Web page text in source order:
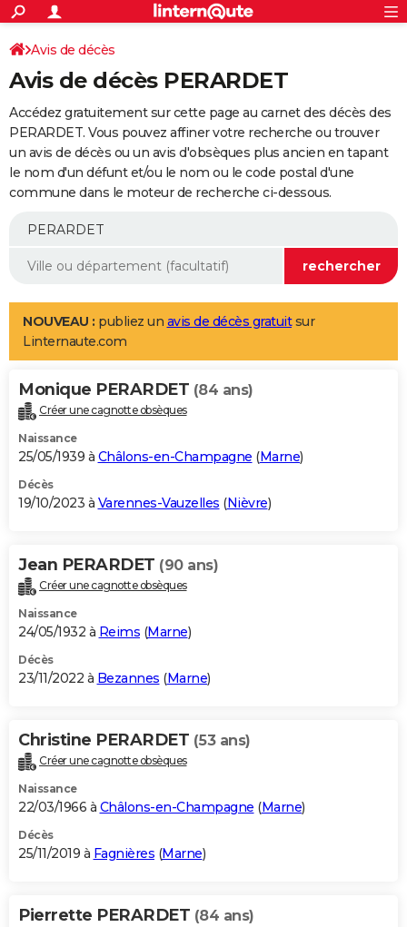
ACTUALITÉS
Politique
Société
Faits Divers
Education
Monde
Villes
+
SPORT
Coupe du monde 2026
Football
Tennis
Cyclisme
Rugby
Forum
Programme TV
TNT
Streaming
Cinéma
Sorties cinéma
Musique
+
FINANCE
Impôts
Immobilier
Risques naturels par ville
Banque
Assurance
Crédit
AUTO
Essais
Réserver un essai
Citadines
Berlines
SUV
Forum auto
+
Mobiles
Meilleur smartphone
Internet
Ordinateurs
Jeux vidéo
Guide high-tech
Aménagement intérieur
LIFESTYLE
Art de vivre
Bien-être
Loisirs
Mode
Modes de vie
Alimentation
Guide de la santé
Maladies
Médicaments
Sommeil
VOYAGE
Destinations
City break
Voyage nature
Voyage de noces
Forum
Climat
+PHOTO
GUIDES D'ACHAT
BONS PLANS
Carte de Noël
Carte Bonne année
Carte Saint-Valentin
Carte Pâques
Carte d'anniversaire
DICTIONNAIRE
Dictionnaire
Biographies
Citations
Expressions
Proverbes
PROGRAMME TV
S'inscrire
Se connecter
Lycées
Collèges
Primaires
Universités
Entreprises
Service militaire
Avis de recherche
AVIS DE DÉCÈS
Bricolage
Lifestyle
Culture
Sport
Auto
Television
Voyage
Cinema
Avis de décès
Avis de décès PERARDET
Accédez gratuitement sur cette page au carnet des décès des
PERARDET. Vous pouvez affiner votre recherche ou trouver
un avis de décès ou un avis d'obsèques plus ancien en tapant
le nom d'un défunt et/ou le nom ou le code postal d'une
commune dans le moteur de recherche ci-dessous.
NOUVEAU : publiez un avis de décès gratuitsur
Linternaute.com
Monique PERARDET (84 ans)
Créer une cagnotte obsèques
Naissance
25/05/1939 à Châlons-en-Champagne (Marne)
Décès
19/10/2023 à Varennes-Vauzelles (Nièvre)
Jean PERARDET (90 ans)
Créer une cagnotte obsèques
Naissance
24/05/1932 à Reims (Marne)
Décès
23/11/2022 à Bezannes (Marne)
Christine PERARDET (53 ans)
Créer une cagnotte obsèques
Naissance
22/03/1966 à Châlons-en-Champagne (Marne)
Décès
25/11/2019 à Fagnières (Marne)
Pierrette PERARDET (84 ans)